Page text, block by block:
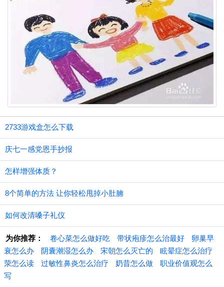
2733游戏盒怎么下载
庆七一感党恩手抄报
怎样增强体质？
8个简单的方法 让你轻松甩掉小肚腩
如何改清嗓子礼仪
为你推荐： 卷心菜怎么做好吃 带状疱疹怎么治最好
卵巢早
衰怎么办
阴囊潮湿怎么办 宋朝怎么灭亡的
眩晕症怎么治疗
荥怎么读
过敏性鼻炎怎么治疗 奶昔怎么做
职业价值观怎么
写